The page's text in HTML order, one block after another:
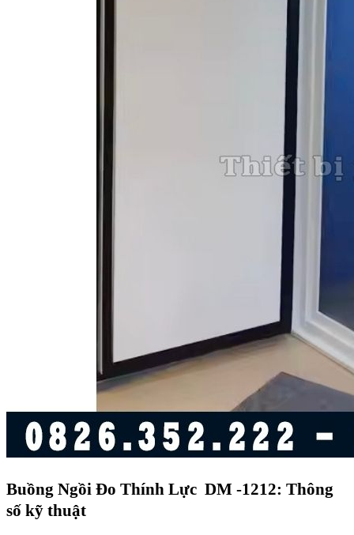
Buồng Ngồi Đo Thính Lực DM -1212: Thông
số kỹ thuật